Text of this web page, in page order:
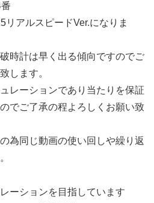
リアルスピードVer.になりま
時計は早く出る傾向ですのでご
します。
レーションであり当たりを保証
でご了承の程よろしくお願い致
為同じ動画の使い回しや繰り返
ーションを目指しています